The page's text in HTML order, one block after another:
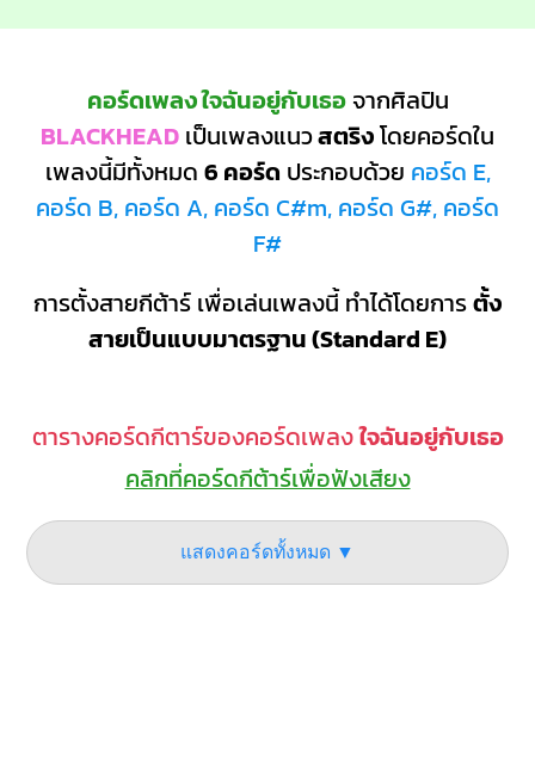
คอร์ดเพลง ใจฉันอยู่กับเธอจากศิลปิน
BLACKHEAD เป็นเพลงแนวสตริงโดยคอร์ดใน
เพลงนี้มีทั้งหมด 6 คอร์ด ประกอบด้วย คอร์ด E,
คอร์ด B, คอร์ด A, คอร์ด C#m, คอร์ด G#, คอร์ด
F#
การตั้งสายกีต้าร์ เพื่อเล่นเพลงนี้ ทำได้โดยการตั้ง
สายเป็นแบบมาตรฐาน (Standard E)
ตารางคอร์ดกีตาร์ของคอร์ดเพลงใจฉันอยู่กับเธอ
คลิกที่คอร์ดกีต้าร์เพื่อฟังเสียง
แสดงคอร์ดทั้งหมด ▼